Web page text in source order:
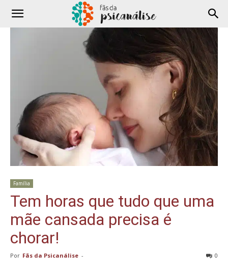
Família
Tem horas que tudo que uma
mãe cansada precisa é
chorar!
Por Fãs da Psicanálise - 0